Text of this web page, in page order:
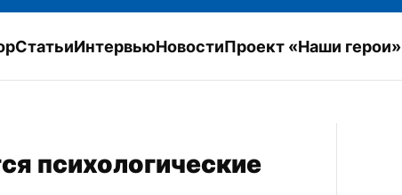
СтатьиИнтервьюНовостиПроект «Наши герои»
психологические